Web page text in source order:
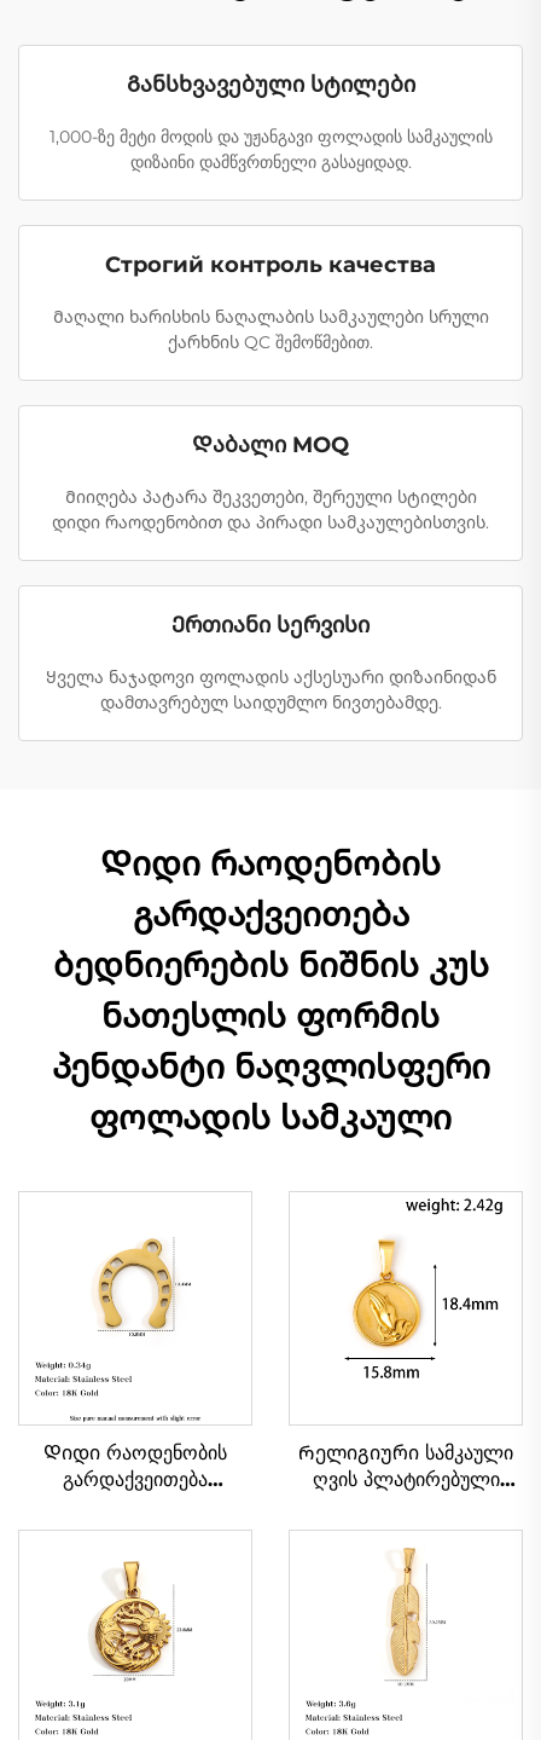
Განსხვავებული სტილები
1,000-ზე მეტი მოდის და უჟანგავი ფოლადის სამკაულის
დიზაინი დამწვრთნელი გასაყიდად.
Строгий контроль качества
Მაღალი ხარისხის ნაღალაბის სამკაულები სრული
ქარხნის QC შემოწმებით.
Დაბალი MOQ
Მიიღება პატარა შეკვეთები, შერეული სტილები
დიდი რაოდენობით და პირადი სამკაულებისთვის.
Ერთიანი სერვისი
Ყველა ნაჯადოვი ფოლადის აქსესუარი დიზაინიდან
დამთავრებულ საიდუმლო ნივთებამდე.
Დიდი რაოდენობის
გარდაქვეითება
ბედნიერების ნიშნის კუს
ნათესლის ფორმის
პენდანტი ნაღვლისფერი
ფოლადის სამკაული
Დიდი რაოდენობის
გარდაქვეითება
ნათესლის ფორმის
პენდანტი ნაღვლისფერი
ფოლადის სამკაული
Რელიგიური სამკაული
ღვის პლატირებული
წრიული ფორმის კაცის
სასაყელი პენდანტი